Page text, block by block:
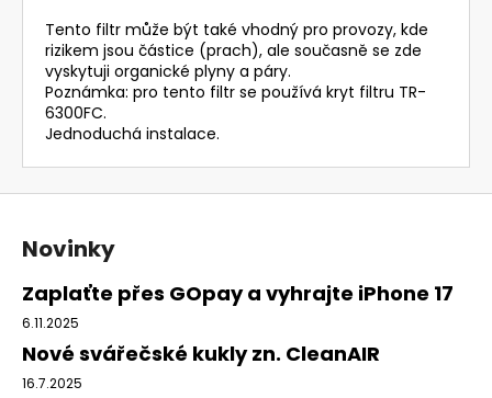
Tento filtr může být také vhodný pro provozy, kde
rizikem jsou částice (prach), ale současně se zde
vyskytuji organické plyny a páry.
Poznámka: pro tento filtr se používá kryt filtru TR-
6300FC.
Jednoduchá instalace.
Z
Novinky
Zaplaťte přes GOpay a vyhrajte iPhone 17
6.11.2025
Nové svářečské kukly zn. CleanAIR
16.7.2025